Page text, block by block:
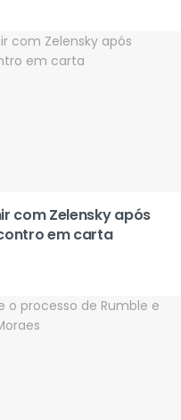
com Zelensky após
em carta